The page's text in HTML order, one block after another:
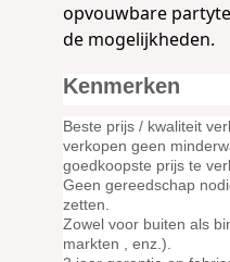
opvouwbare
de mogelijkheden.
Kenmerken
Beste prijs / kwaliteit
verkopen geen
goedkoopste prijs te
Geen gereedschap
zetten.
Zowel voor buiten als
markten , enz.).